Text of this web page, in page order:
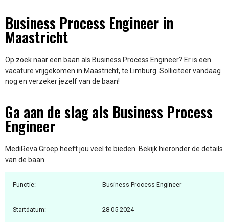
Business Process Engineer in
Maastricht
Op zoek naar een baan als Business Process Engineer? Er is een
vacature vrijgekomen in Maastricht, te Limburg. Solliciteer vandaag
nog en verzeker jezelf van de baan!
Ga aan de slag als Business Process
Engineer
MediReva Groep heeft jou veel te bieden. Bekijk hieronder de details
van de baan
Functie: Business Process Engineer
Startdatum: 28-05-2024